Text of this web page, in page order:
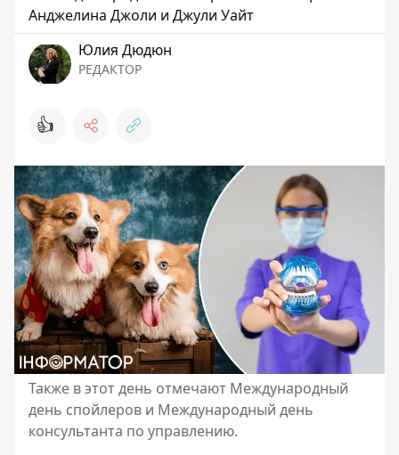
Анджелина Джоли и Джули Уайт
Юлия Дюдюн
РЕДАКТОР
👍
Также в этот день отмечают Международный
день спойлеров и Международный день
консультанта по управлению.